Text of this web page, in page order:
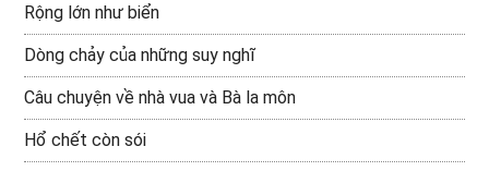
Rộng lớn như biển
Dòng chảy của những suy nghĩ
Câu chuyện về nhà vua và Bà la môn
Hổ chết còn sói